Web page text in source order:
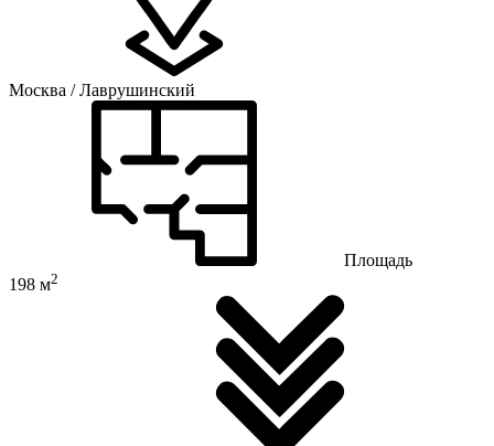
Москва / Лаврушинский
Площадь
198 м2